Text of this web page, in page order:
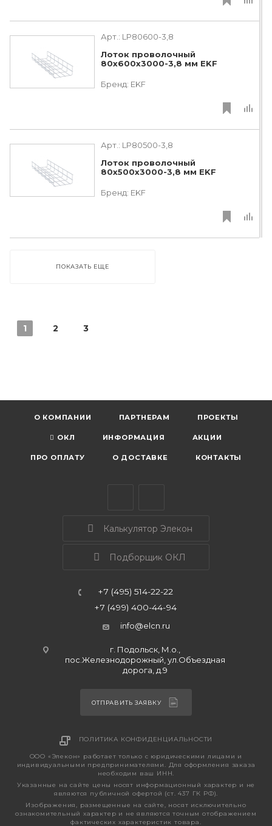
Арт.: LP80600-3,8
Лоток проволочный
80х600х3000-3,8 мм EKF
Бренд: EKF
Арт.: LP80500-3,8
Лоток проволочный
80х500х3000-3,8 мм EKF
Бренд: EKF
ПОКАЗАТЬ ЕЩЕ
1 2 3
О КОМПАНИИ ПАРТНЕРАМ ПРОЕКТЫ
ОКЛ ИНФОРМАЦИЯ АКЦИИ
ПРО ОПЛАТУ О ДОСТАВКЕ КОНТАКТЫ
Калькулятор Элекон
Подборщик ОКЛ
+7 (495) 514-22-22
+7 (499) 400-44-94
info@elcn.ru
г. Подольск, М.о.,
пос.Железнодорожный, ул.Объездная
дорога, д.9
ОТПРАВИТЬ ЗАЯВКУ
ПОЛИТИКА КОНФИДЕНЦИАЛЬНОСТИ
ООО «Элекон» работает только с юридическими лицами и
индивидуальными предпринимателями. Для оформления заказа
необходим ваш ИНН.
Указанные на сайте цены носят информационный характер и не
являются публичной офертой (ст. 437 ГК РФ).
Изображения, размещенные на сайте, носят исключительно
ознакомительный характер и не являются точным отображением
фактических характеристик товара.